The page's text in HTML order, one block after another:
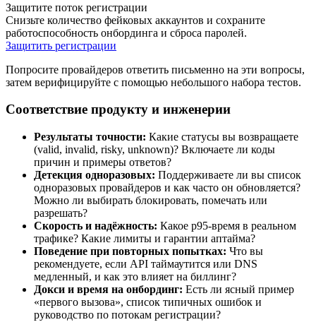
Защитите поток регистрации
Снизьте количество фейковых аккаунтов и сохраните
работоспособность онбординга и сброса паролей.
Защитить регистрации
Попросите провайдеров ответить письменно на эти вопросы,
затем верифицируйте с помощью небольшого набора тестов.
Соответствие продукту и инженерии
Результаты точности: Какие статусы вы возвращаете
(valid, invalid, risky, unknown)? Включаете ли коды
причин и примеры ответов?
Детекция одноразовых: Поддерживаете ли вы список
одноразовых провайдеров и как часто он обновляется?
Можно ли выбирать блокировать, помечать или
разрешать?
Скорость и надёжность: Какое p95‑время в реальном
трафике? Какие лимиты и гарантии аптайма?
Поведение при повторных попытках: Что вы
рекомендуете, если API таймаутится или DNS
медленный, и как это влияет на биллинг?
Докси и время на онбординг: Есть ли ясный пример
«первого вызова», список типичных ошибок и
руководство по потокам регистрации?